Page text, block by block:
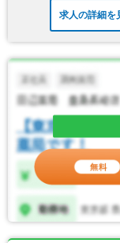
求人の詳細を